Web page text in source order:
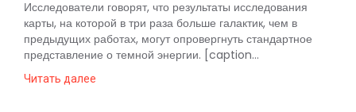
Исследователи говорят, что результаты исследования
карты, на которой в три раза больше галактик, чем в
предыдущих работах, могут опровергнуть стандартное
представление о темной энергии. [caption...
Читать далее